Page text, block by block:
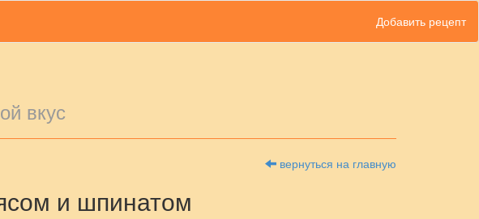
Добавить рецепт
вкус
вернуться на главную
и шпинатом